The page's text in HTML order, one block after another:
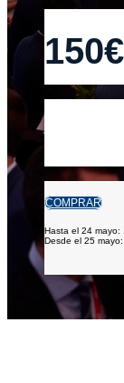
150€
COMPRAR
Hasta el 24 mayo:
Desde el 25